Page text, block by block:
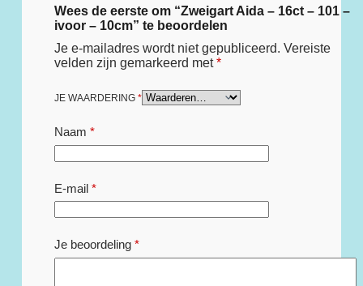
Wees de eerste om “Zweigart Aida – 16ct – 101 –
ivoor – 10cm” te beoordelen
Je e-mailadres wordt niet gepubliceerd. Vereiste
velden zijn gemarkeerd met*
JE WAARDERING *
Naam *
E-mail*
Je beoordeling *